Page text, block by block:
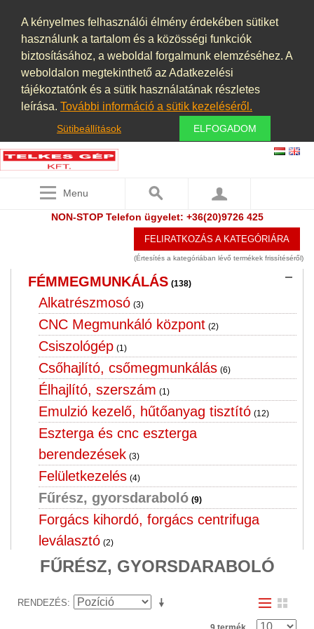
A kényelmes felhasználói élmény érdekében sütiket
használunk a tartalom és a közösségi funkciók
biztosításához, a weboldal forgalmunk elemzéséhez. A
weboldalon megtekinthető az Adatkezelési
tájékoztatónk és a sütik használatának részletes
leírása. További információ a sütik kezeléséről.
Sütibeállítások ELFOGADOM
Menu
NON-STOP Telefon ügyelet: +36(20)9726 425
FELIRATKOZÁS A KATEGÓRIÁRA
(Értesítés a kategóriában lévő termékek frissítéséről)
ÉLELMISZERIPAR, KONYHAI
BERENDEZÉSEK (6)
ELSZÍVÓ BERENDEZÉSEK,
PORELSZÍVÓ BERENDEZÉSEK,
PORSZŰRŐK, PORLEVÁLASZTÓK,
PORKAMRÁK (25)
ÉPÍTŐIPAR (14)
FELÜLETKEZELÉS ,FESTŐKABIN
FÉMGŐZÖLÉS PVD TECHNOLÓGIA (3)
FÉMMEGMUNKÁLÁS (138)
Alkatrészmosó (3)
CNC Megmunkáló központ (2)
Csiszológép (1)
Csőhajlító, csőmegmunkálás (6)
Élhajlító, szerszám (1)
Emulzió kezelő, hűtőanyag tisztító (12)
Eszterga és cnc eszterga
berendezések (3)
Felületkezelés (4)
Fűrész, gyorsdaraboló (9)
Forgács kihordó, forgács centrifuga
leválasztó (2)
Fúrógép, menet fúró,furatgörgöző
Hegesztő forgató, hegesztő cella
FŰRÉSZ, GYORSDARABOLÓ
RENDEZÉS